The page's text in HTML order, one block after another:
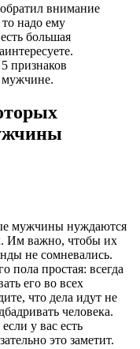
внимание
надо ему
большая
признаков
мужчины нуждаются
Им важно, чтобы их
не сомневались.
пола простая: всегда
его во всех
что дела идут не
человека.
у вас есть
это заметит.